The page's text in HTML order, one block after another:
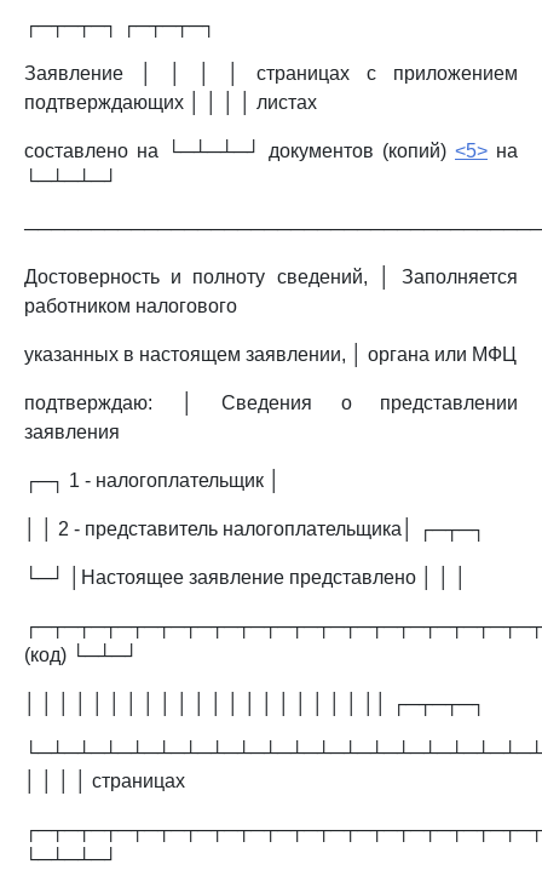
┌─┬─┬─┐ ┌─┬─┬─┐
Заявление │ │ │ │ страницах с приложением
подтверждающих │ │ │ │ листах
составлено на └─┴─┴─┘ документов (копий) <5> на
└─┴─┴─┘
Достоверность и полноту сведений, │ Заполняется
работником налогового
указанных в настоящем заявлении, │ органа или МФЦ
подтверждаю: │ Сведения о представлении
заявления
┌─┐ 1 - налогоплательщик │
│ │ 2 - представитель налогоплательщика│ ┌─┬─┐
└─┘ │Настоящее заявление представлено │ │ │
(код) └─┴─┘
│ │ │ │ │ │ │ │ │ │ │ │ │ │ │ │ │ │ │ │ ││ ┌─┬─┬─┐
│ │ │ │ страницах
└─┴─┴─┘